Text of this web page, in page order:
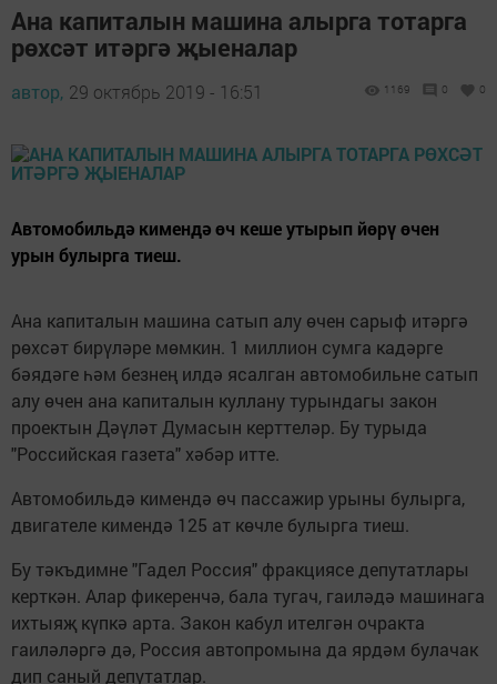
Ана капиталын машина алырга тотарга
рөхсәт итәргә җыеналар
автор, 29 октябрь 2019 - 16:51 1169 0 0
Автомобильдә кимендә өч кеше утырып йөрү өчен
урын булырга тиеш.
Ана капиталын машина сатып алу өчен сарыф итәргә
рөхсәт бирүләре мөмкин. 1 миллион сумга кадәрге
бәядәге һәм безнең илдә ясалган автомобильне сатып
алу өчен ана капиталын куллану турындагы закон
проектын Дәүләт Думасын керттеләр. Бу турыда
"Российская газета" хәбәр итте.
Автомобильдә кимендә өч пассажир урыны булырга,
двигателе кимендә 125 ат көчле булырга тиеш.
Бу тәкъдимне "Гадел Россия" фракциясе депутатлары
керткән. Алар фикеренчә, бала тугач, гаиләдә машинага
ихтыяҗ күпкә арта. Закон кабул ителгән очракта
гаиләләргә дә, Россия автопромына да ярдәм булачак
дип саный депутатлар.